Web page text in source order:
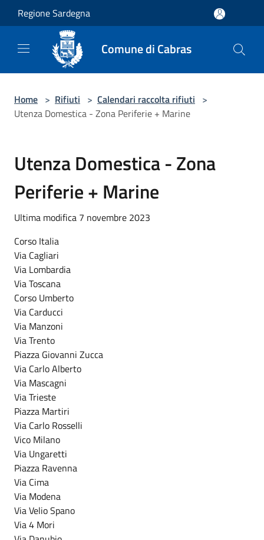
Salta al contenuto principale
Regione Sardegna
Comune di Cabras
Home > Rifiuti > Calendari raccolta rifiuti >
Utenza Domestica - Zona Periferie + Marine
Utenza Domestica - Zona
Periferie + Marine
Ultima modifica 7 novembre 2023
Corso Italia
Via Cagliari
Via Lombardia
Via Toscana
Corso Umberto
Via Carducci
Via Manzoni
Via Trento
Piazza Giovanni Zucca
Via Carlo Alberto
Via Mascagni
Via Trieste
Piazza Martiri
Via Carlo Rosselli
Vico Milano
Via Ungaretti
Piazza Ravenna
Via Cima
Via Modena
Via Velio Spano
Via 4 Mori